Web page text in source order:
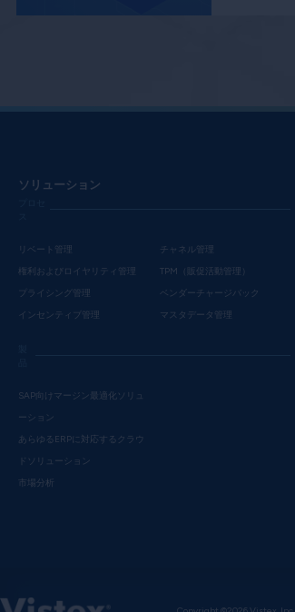
ソリューション
リベート管理
権利およびロイヤリティ管理
プライシング管理
インセンティブ管理
チャネル管理
TPM（販促活動管理）
ベンダーチャージバック
マスタデータ管理
SAP向けマージン最適化ソリュ
ーション
あらゆるERPに対応するクラウ
ドソリューション
市場分析